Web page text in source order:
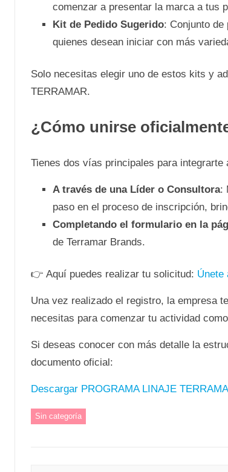
comenzar a presentar la marca a tus
Kit de Pedido Sugerido: Conjunto de
quienes desean iniciar con más
Solo necesitas elegir uno de estos kits y
TERRAMAR.
¿Cómo unirse
Tienes dos vías principales para integrarte
A través de una Líder o Consultora:
paso en el proceso de inscripción,
Completando el formulario en la
de Terramar Brands.
👉 Aquí puedes realizar tu solicitud: Únete
Una vez realizado el registro, la empresa
necesitas para comenzar tu actividad
Si deseas conocer con más detalle la
documento oficial:
Descargar PROGRAMA LINAJE
Sin categoría